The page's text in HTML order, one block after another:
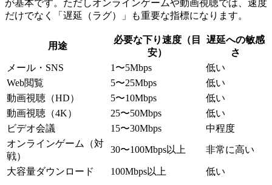
が基本です。ただしオンラインゲームや動画視聴では、速度
だけでなく「遅延（ラグ）」も重要な指標になります。
用途
必要な下り速度（目
安）
遅延への敏感
さ
メール・SNS
1〜5Mbps
低い
Web閲覧
5〜25Mbps
低い
動画視聴（HD）
5〜10Mbps
低い
動画視聴（4K）
25〜50Mbps
低い
ビデオ会議
15〜30Mbps
中程度
オンラインゲーム（対
戦）
30〜100Mbps以上 非常に高い
大容量ダウンロード 100Mbps以上 低い